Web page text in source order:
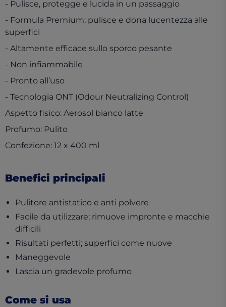
- Pulisce, protegge e lucida in un passaggio
- Formula Premium: pulisce e dona lucentezza alle
superfici
- Altamente efficace sullo sporco pesante
- Non infiammabile
- Pronto all’uso
- Tecnologia ONT (Odour Neutralizing Control)
Aspetto fisico: Aerosol bianco latte
Profumo: Pulito
Confezione: 12 x 400 ml
Benefici principali
Pulitore antistatico e anti polvere
Facile da utilizzare; rimuove impronte e macchie
difficili
Risultati perfetti; superfici come nuove
Maneggevole
Lascia un gradevole profumo
Come si usa